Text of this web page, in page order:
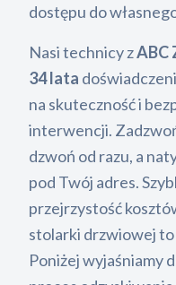
dostępu do
Nasi technicy zABC
34 lata
na skuteczność i
interwencji.
dzwoń od razu, a
pod Twój adres.
przejrzystość
stolarki drzwiowej
Poniżej wyjaśniamy